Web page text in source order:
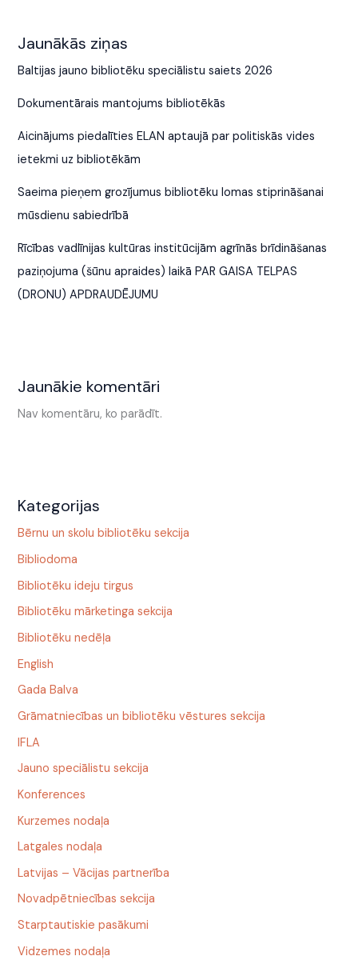
Jaunākās ziņas
Baltijas jauno bibliotēku speciālistu saiets 2026
Dokumentārais mantojums bibliotēkās
Aicinājums piedalīties ELAN aptaujā par politiskās vides
ietekmi uz bibliotēkām
Saeima pieņem grozījumus bibliotēku lomas stiprināšanai
mūsdienu sabiedrībā
Rīcības vadlīnijas kultūras institūcijām agrīnās brīdināšanas
paziņojuma (šūnu apraides) laikā PAR GAISA TELPAS
(DRONU) APDRAUDĒJUMU
Jaunākie komentāri
Nav komentāru, ko parādīt.
Kategorijas
Bērnu un skolu bibliotēku sekcija
Bibliodoma
Bibliotēku ideju tirgus
Bibliotēku mārketinga sekcija
Bibliotēku nedēļa
English
Gada Balva
Grāmatniecības un bibliotēku vēstures sekcija
IFLA
Jauno speciālistu sekcija
Konferences
Kurzemes nodaļa
Latgales nodaļa
Latvijas – Vācijas partnerība
Novadpētniecības sekcija
Starptautiskie pasākumi
Vidzemes nodaļa